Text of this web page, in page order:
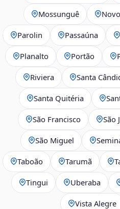
Mossunguê
Parolin Passaúna
Planalto Portão
Riviera Santa
Santa Quitéria
São Francisco São
São Miguel
Taboão Tarumã
Tingui Uberaba
Vista Alegre